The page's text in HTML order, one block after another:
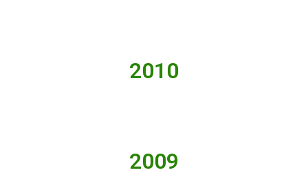
2010
2009